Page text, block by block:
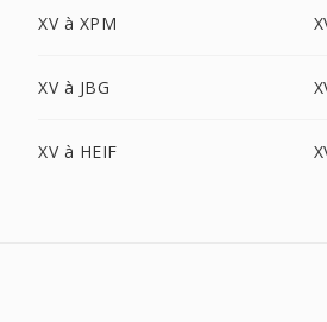
XV à XPM
XV à JBG
XV à HEIF